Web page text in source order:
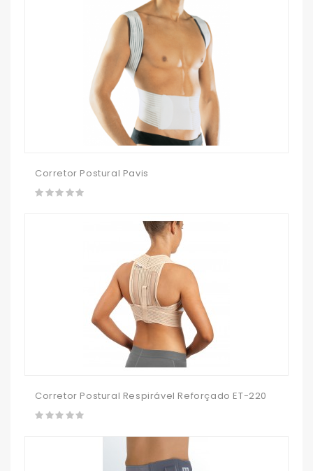
Corretor Postural Pavis
Corretor Postural Respirável Reforçado ET-220